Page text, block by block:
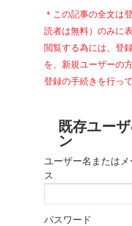
＊この記事の全文は
読者は無料）のみに
閲覧する為には、登
を、新規ユーザーの
登録の手続きを行っ
既存ユー
ン
ユーザー名またはメ
ス
パスワード